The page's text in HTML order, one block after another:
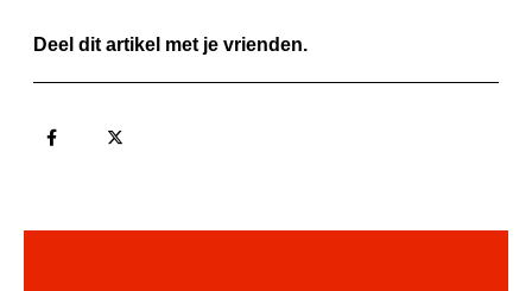
Deel dit artikel met je vrienden.